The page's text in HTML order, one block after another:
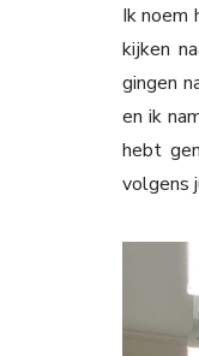
Ik noem
kijken
gingen
en ik
hebt
volgens